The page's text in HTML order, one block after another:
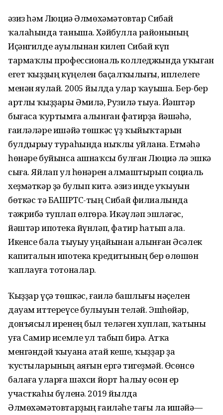
Ғәзиз һәм Люциә Әлмөхәмәтовтар Сибай
ҡалаһында таныша. Хәйбулла районының
Иҫәнгилде ауылынан килеп Сибай күп
тармаҡлы профессиональ колледжында уҡыған
егет ҡыҙҙың күңелен баҫалҡылығы, иплелеге
менән яулай. 2005 йылда улар ҡауыша. Бер-бер
артлы ҡыҙҙары Әмилә, Рузилә тыуа. Йәштәр
бығаса ҡуртымға алынған фатирҙа йәшәһә,
ғаиләләре ишәйә төшкәс үҙ ҡыйыҡтарын
булдырыу тураһында ныҡлы уйлана. Етмәһә
һөнәре буйынса ашнаҡсы булған Люциә лә эшкә
сыға. Яйлап ул һөнәрен алмаштырып социаль
хеҙмәткәр ҙә булып китә. Ғәзиз инде уҡыуын
бөткәс тә БАШРТС-тың Сибай филиалында
тәжрибә туплап өлгөрә. Икәүләп эшләгәс,
йәштәр ипотека йүнләп, фатир һатып ала.
Икенсе бала тыуыу уңайынан алынған Әсәлек
капиталын ипотека кредитының бер өлөшөн
ҡаплауға тотоналар.
Ҡыҙҙар үҫә төшкәс, ғаилә башлығы нәҫелен
дауам иттереүсе булыуын теләй. Эшһөйәр,
донъясыл иренең был теләген хуплап, ҡатыны
уға Самир исемле ул табып бирә. Атҡа
менгәндәй ҡыуана атай кеше, ҡыҙҙар ҙа
ҡустыларының аяғын ергә тигеҙмәй. Өсөнсө
балаға уларға шәхси йорт һалыу өсөн ер
участкаһы бүленә. 2019 йылда
Әлмөхәмәтовтарҙың ғаиләһе тағы ла ишәйә—